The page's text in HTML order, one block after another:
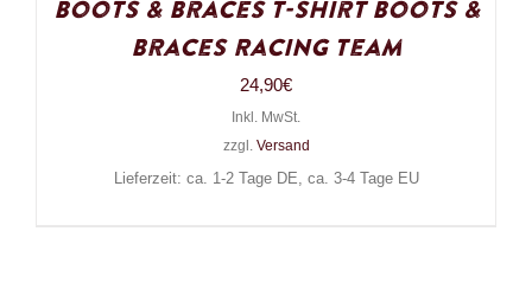
Boots & Braces T-Shirt Boots &
Braces Racing Team
24,90€
Inkl. MwSt.
zzgl. Versand
Lieferzeit: ca. 1-2 Tage DE, ca. 3-4 Tage EU